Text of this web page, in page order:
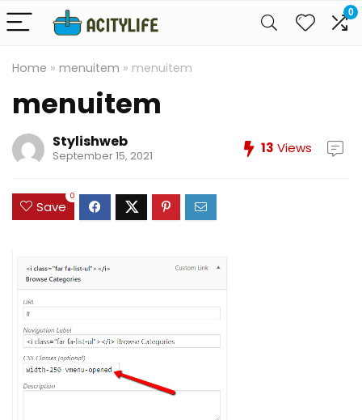
0
Home » menuitem » menuitem
menuitem
Stylishweb
September 15, 2021 13 Views
Save
0